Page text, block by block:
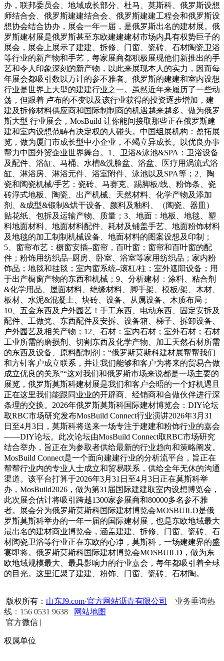
办，联邦委员会、地域成长部分、杜马、莫斯科、俄罗斯设想
师结合会、俄罗斯建建结合会、俄罗斯建建工程会和俄罗斯设
想协会结合协办，展会一年一届，是俄罗斯出名的建材展。俄
罗斯建材展是俄罗斯甚至东欧建建建材市场内具有权势巨子的
展会，展会上展示了建建、拆修、门窗、瓷砖、石材陶瓷卫浴
等行业的新产物和手艺，每家展商都积极展现他们新推出的手
艺和令人印象深刻的新产物，以此来展现本人的实力，因而每
年展会都吸引数以万计的参不雅者。俄罗斯的建建和室内设想
行业是世界上大型的建建行业之一。虽然近年来履历了一些动
荡，但跟着 卢布的不变以及该行业获得的投资逐步增加，建
建及拆修材料供应商和国际制制商的机遇越来越多。做为俄罗
斯大型 行业展会，MosBuild 让你能间接取那些正在俄罗斯建
建和室内设想范畴有决定权的人碰头。中国组展机构：盈拓展
览，做为厦门市成长型中小企业，不竭立异成长。以优良办事
帮力中国外贸企业世界舞台。1、卫浴&泳池&SPA：卫浴设备
及配件、浴缸、马桶、水槽&洗脸盆、浴盆、医疗用涡流式浴
缸、淋浴房、淋浴元件、浴室附件、泳池以及SPA等；2、陶
瓷和陶瓷机械/手艺：瓷砖、马赛克、踢脚板/线、粉饰条、瓷
砖浮式地板、陶瓷、出产机械、天然材料、化学产物及添加
剂、&成型&锻制&烘干设备、颜料及釉料、（陶瓷、器皿）
贴花纸、包拆及运输产物、质量；3、地面：地板、地毯、塑
料地面材料、地面材料配件、耗材及铺盖手艺、地面粉饰材料
及地毯的加工制制机械设备、地面材料的图案设想及印制；
5、窗帘布艺：橱窗安插–窗帘，百叶窗；窗帘和百叶窗的配
件；粉饰用纺织品–厨房、卧室、浴室等家用纺织品；家内粉
饰品；地毯和挂毯；室内窗系统–滚杠/柱；室外遮阳设备；用
于出产橱窗产物的东西和机械；9、分析建材：涂料、粘合剂
&化学用品、屋面材料、绝缘材料、脚手架、模板/架、木材、
板材、水泥&混凝土、块砖、设备、从属设备、木质布局；
10、五金东西及户外园艺！手工东西、电动东西、固定安拆及
配件、工做凳、东西配件及安拆、设备箱、梯子、拆卸设备、
户外园艺及相关产物；12、石材：室内石材；室外石材；石材
工业所需的磨损剂、切割东西及化学产物、加工天然石材所需
的东西及设备、原料配制剂；“俄罗斯莫斯科建材展帮帮我们
和方针客户成立联系，并让我们能够和客户为将来的贸易合做
成立优良的关系”“这对我们和俄罗斯市场来说都是一场主要的
展览，俄罗斯莫斯科建材展是我们和客户会晤的一个好机遇且
正在这里我们能跟同业业的开辟商、经销商和合做伙伴进行深
条理的交换。2026年俄罗斯莫斯科国际建材博览会：DIY论坛
取RBC市场研究发布MosBuild Connect行业演讲2026年3月31
日至4月3日，莫斯科将送来一场专注于建建和粉饰行业的嘉会
——DIY论坛。此次论坛由MosBuild Connect取RBC市场研究
结合举办，旨正在为参取者供给最新的行业趋向和策略阐发。
MosBuild Connect是一个面向建建行业的分析流平台，旨正在
帮帮行业内的专业人士成立和贸易联系，供给全年无休的沟通
渠道。该平台打算于2026年3月31日至4月3日正在莫斯科举
办，MosBuild2026，做为第31届国际建建取室内设想博览会，
此次展会估计将吸引跨越1300家参展商和80000多名参不雅
者。展会分为俄罗斯莫斯科国际建材博览会MOSBUILD是俄
罗斯莫斯科举办的一年一届的国际建材展，也是东欧地域最大
最出名的建材商业博览会，涵盖建建、拆修、门窗、瓷砖、石
材陶瓷卫浴等行业正在东欧的心净，莫斯科，一场建建界的盛
宴即将。俄罗斯莫斯科国际建材博览会MOSBUILD，做为东
欧地域规模最大、最具影响力的行业嘉会，每年都吸引着全球
的目光。这里汇聚了建建、粉饰、门窗、瓷砖、石材陶。
版权所有： 山东J9.com·官方网站沥青有限公司
业务垂询热
线：156 0531 9638
网站地图
官方微信 |
权属单位